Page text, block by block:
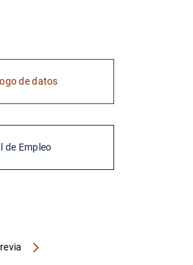
de datos
de Empleo